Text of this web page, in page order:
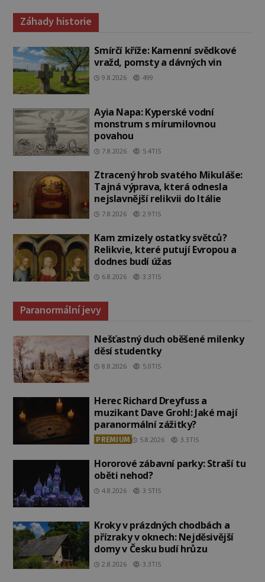
Záhady historie
Smírčí kříže: Kamenní svědkové
vražd, pomsty a dávných vin
9.8.2026 499
Ayia Napa: Kyperské vodní
monstrum s mírumilovnou
povahou
7.8.2026 5.4TIS
Ztracený hrob svatého Mikuláše:
Tajná výprava, která odnesla
nejslavnější relikvii do Itálie
7.8.2026 2.9TIS
Kam zmizely ostatky světců?
Relikvie, které putují Evropou a
dodnes budí úžas
6.8.2026 3.3TIS
Paranormální jevy
Nešťastný duch oběšené milenky
děsí studentky
8.8.2026 5.0TIS
Herec Richard Dreyfuss a
muzikant Dave Grohl: Jaké mají
paranormální zážitky?
PREMIUM 5.8.2026 3.3TIS
Hororové zábavní parky: Straší tu
oběti nehod?
4.8.2026 3.5TIS
Kroky v prázdných chodbách a
přízraky v oknech: Nejděsivější
domy v Česku budí hrůzu
2.8.2026 3.3TIS